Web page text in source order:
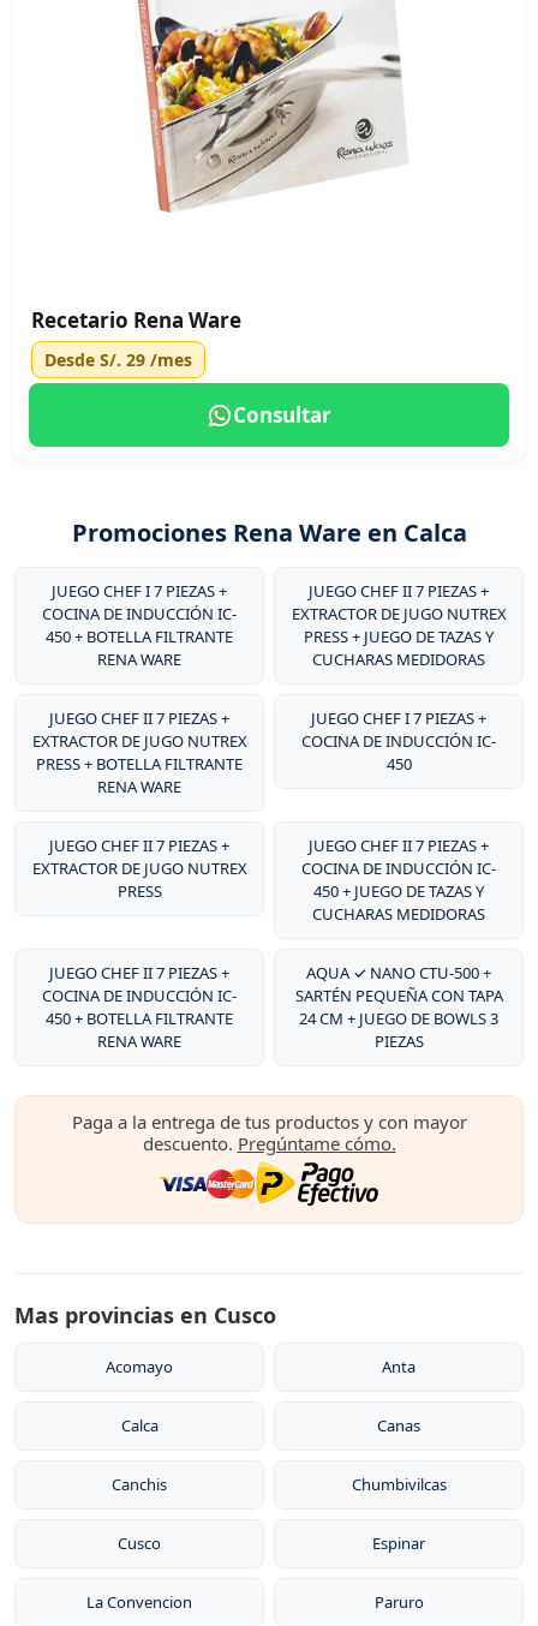
Recetario Rena Ware
Desde S/. 29 /mes
Consultar
Promociones Rena Ware en Calca
JUEGO CHEF I 7 PIEZAS +
COCINA DE INDUCCIÓN IC-
450 + BOTELLA FILTRANTE
RENA WARE
JUEGO CHEF II 7 PIEZAS +
EXTRACTOR DE JUGO NUTREX
PRESS + JUEGO DE TAZAS Y
CUCHARAS MEDIDORAS
JUEGO CHEF II 7 PIEZAS +
EXTRACTOR DE JUGO NUTREX
PRESS + BOTELLA FILTRANTE
RENA WARE
JUEGO CHEF I 7 PIEZAS +
COCINA DE INDUCCIÓN IC-
450
JUEGO CHEF II 7 PIEZAS +
EXTRACTOR DE JUGO NUTREX
PRESS
JUEGO CHEF II 7 PIEZAS +
COCINA DE INDUCCIÓN IC-
450 + JUEGO DE TAZAS Y
CUCHARAS MEDIDORAS
JUEGO CHEF II 7 PIEZAS +
COCINA DE INDUCCIÓN IC-
450 + BOTELLA FILTRANTE
RENA WARE
AQUA ✓ NANO CTU-500 +
SARTÉN PEQUEÑA CON TAPA
24 CM + JUEGO DE BOWLS 3
PIEZAS
Paga a la entrega de tus productos y con mayor
descuento. Pregúntame cómo.
Mas provincias en Cusco
Acomayo Anta
Calca Canas
Canchis Chumbivilcas
Cusco Espinar
La Convencion Paruro